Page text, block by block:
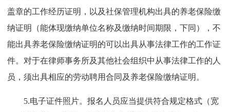
盖章的工作经历证明，以及社保管理机构出具的养老保险缴
纳证明（能体现缴纳单位名称及缴纳时间期限，下同），不
能出具养老保险缴纳证明的可以出具从事法律工作的工作证
件。对于在律师事务所及其他社会组织中从事法律工作的人
员，须出具相应的劳动聘用合同及养老保险缴纳证明。
5.电子证件照片。报名人员应当提供符合规定格式（宽